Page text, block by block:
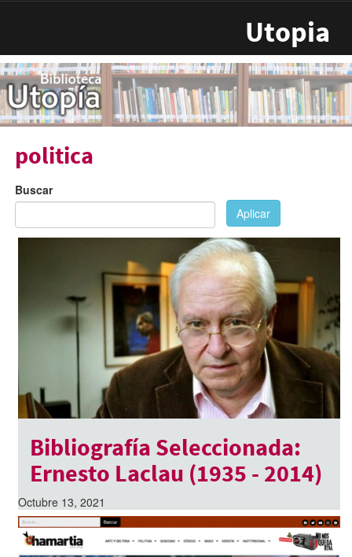
Utopia
politica
Buscar
Aplicar
Bibliografía Seleccionada:
Ernesto Laclau (1935 - 2014)
Octubre 13, 2021